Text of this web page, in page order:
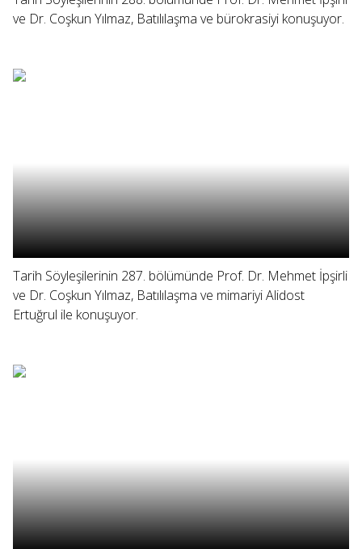
ve Dr. Coşkun Yılmaz, Batılılaşma ve bürokrasiyi konuşuyor.
Tarih Söyleşilerinin 287. bölümünde Prof. Dr. Mehmet İpşirli
ve Dr. Coşkun Yılmaz, Batılılaşma ve mimariyi Alidost
Ertuğrul ile konuşuyor.